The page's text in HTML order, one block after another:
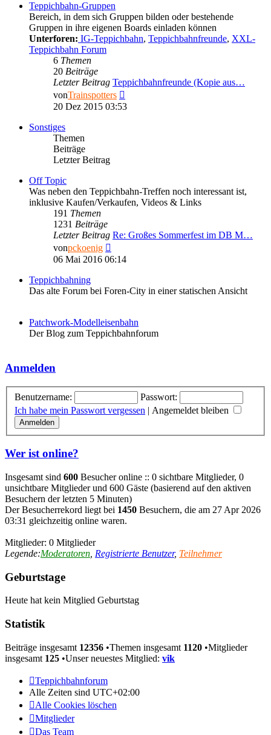
Teppichbahn-Gruppen
Bereich, in dem sich Gruppen bilden oder bestehende
Gruppen in ihre eigenen Boards einladen können
Unterforen: IG-Teppichbahn, Teppichbahnfreunde, XXL-
Teppichbahn Forum
6 Themen
20 Beiträge
Letzter Beitrag Teppichbahnfreunde (Kopie aus…
vonTrainspotters
Beitrag
20 Dez 2015 03:53
Sonstiges
Themen
Beiträge
Letzter Beitrag
Off Topic
Was neben den Teppichbahn-Treffen noch interessant ist,
inklusive Kaufen/Verkaufen, Videos & Links
191 Themen
1231 Beiträge
Letzter Beitrag Re: Großes Sommerfest im DB M…
vonpckoenig
Beitrag
06 Mai 2016 06:14
Teppichbahning
Das alte Forum bei Foren-City in einer statischen Ansicht
Patchwork-Modelleisenbahn
Der Blog zum Teppichbahnforum
Anmelden
Benutzername:
Passwort:
Ich habe mein Passwort vergessen | Angemeldet bleiben
Wer ist online?
Insgesamt sind 600 Besucher online :: 0 sichtbare Mitglieder, 0
unsichtbare Mitglieder und 600 Gäste (basierend auf den aktiven
Besuchern der letzten 5 Minuten)
Der Besucherrekord liegt bei 1450 Besuchern, die am 27 Apr 2026
03:31 gleichzeitig online waren.
Mitglieder: 0 Mitglieder
Legende:Moderatoren Registrierte Benutzer, Teilnehmer
Geburtstage
Heute hat kein Mitglied Geburtstag
Statistik
Beiträge insgesamt 12356 •Themen insgesamt 1120 •Mitglieder
insgesamt 125 •Unser neuestes Mitglied: vik
Teppichbahnforum
Alle Zeiten sind UTC+02:00
Alle Cookies löschen
Mitglieder
Das Team